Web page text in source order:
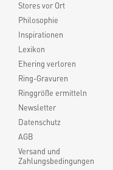
Stores vor Ort
Philosophie
Inspirationen
Lexikon
Ehering verloren
Ring-Gravuren
Ringgröße ermitteln
Newsletter
Datenschutz
AGB
Versand und
Zahlungsbedingungen